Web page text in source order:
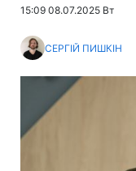
15:09 08.07.2025 Вт
СЕРГІЙ ПИШКІН